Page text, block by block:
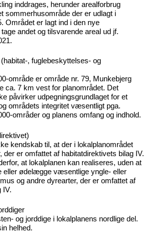
inddrages, herunder arealforbrug
sommerhusområde der er udlagt i
Området er lagt ind i den nye
andet og tilsvarende areal ud jf.
, fuglebeskyttelses- og
område er område nr. 79, Munkebjerg
ca. 7 km vest for planområdet. Det
påvirker udpegningsgrundlaget for et
områdets integritet væsentligt pga.
områder og planens omfang og indhold.
kendskab til, at der i lokalplanområdet
der er omfattet af habitatdirektivets bilag IV.
at lokalplanen kan realiseres, uden at
eller ødelægge væsentlige yngle- eller
og andre dyrearter, der er omfattet af
IV.
og jorddige i lokalplanens nordlige del.
helhed.